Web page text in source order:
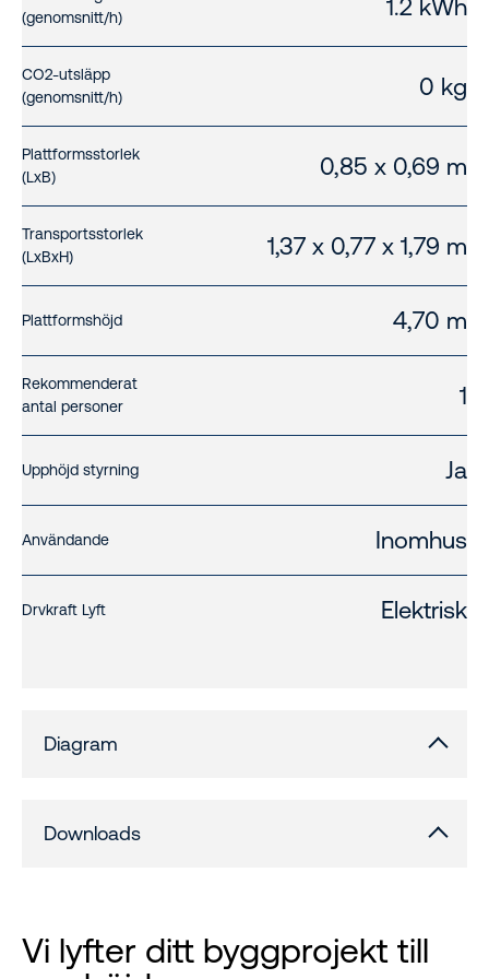
(genomsnitt/h)
1.2 kWh
CO2-utsläpp
(genomsnitt/h)
0 kg
Plattformsstorlek
(LxB)
0,85 x 0,69 m
Transportsstorlek
(LxBxH)
1,37 x 0,77 x 1,79 m
Plattformshöjd 4,70 m
Rekommenderat
antal personer
1
Upphöjd styrning Ja
Användande Inomhus
Drvkraft Lyft Elektrisk
Diagram
Downloads
Vi lyfter ditt byggprojekt till